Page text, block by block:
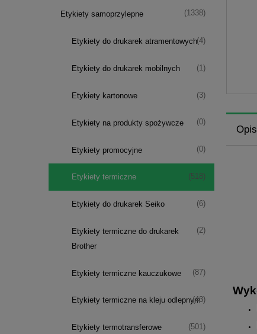
Etykiety samoprzylepne (1338)
Etykiety do drukarek atramentowych(4)
Etykiety do drukarek mobilnych (1)
Etykiety kartonowe (3)
Etykiety na produkty spożywcze (0)
Etykiety promocyjne (0)
Etykiety termiczne (518)
Etykiety do drukarek Seiko (6)
Etykiety termiczne do drukarek
Brother
(2)
Etykiety termiczne kauczukowe (87)
Etykiety termiczne na kleju odlepnym
(43)
Etykiety termotransferowe (501)
Opis